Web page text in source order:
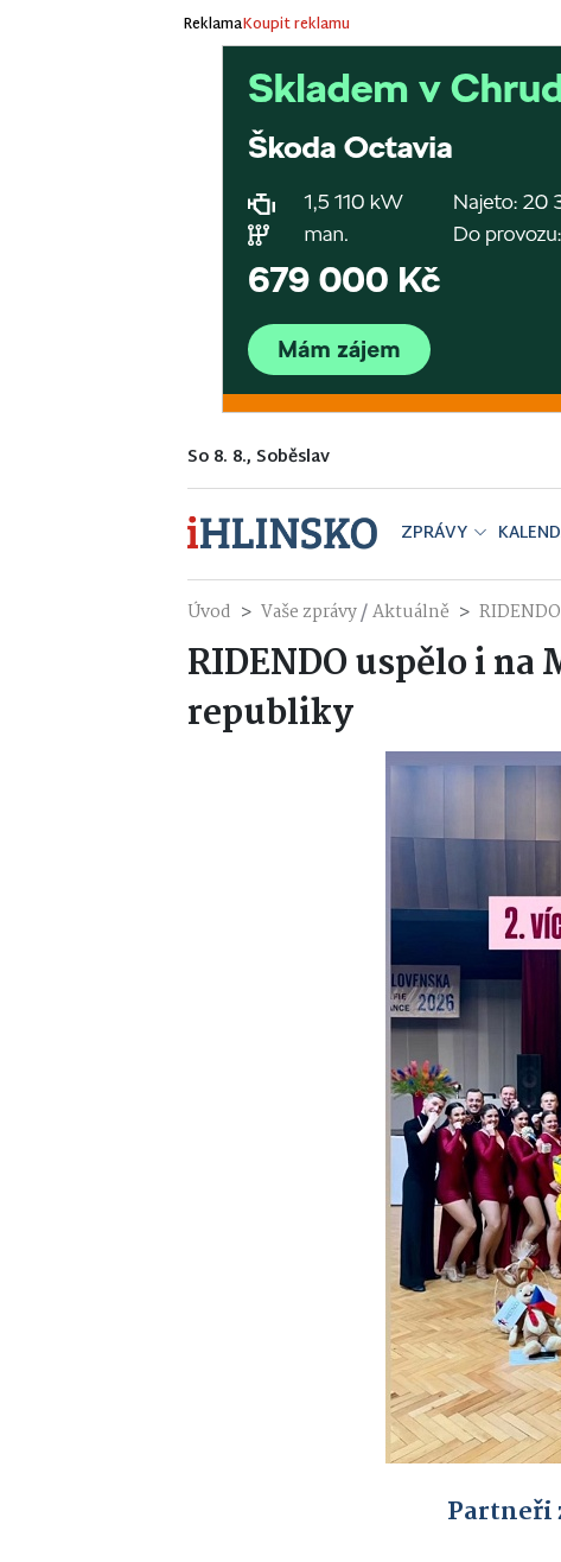
ReklamaKoupit reklamu
So 8. 8., Soběslav
ZPRÁVY
Úvod Vaše zprávy/Aktuálně
RIDENDO uspělo i
republiky
Partneři